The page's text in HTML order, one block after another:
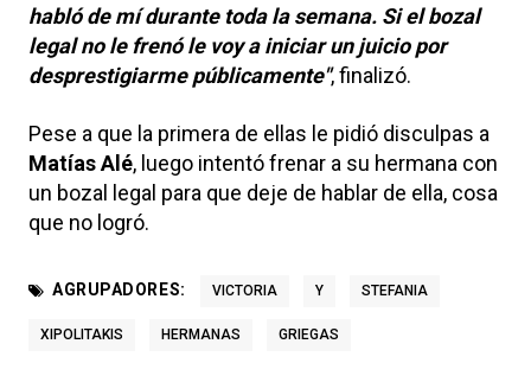
habló de mí durante toda la semana. Si el bozal
legal no le frenó le voy a iniciar un juicio por
desprestigiarme públicamente", finalizó.
Pese a que la primera de ellas le pidió disculpas a
Matías Alé, luego intentó frenar a su hermana con
un bozal legal para que deje de hablar de ella, cosa
que no logró.
AGRUPADORES: VICTORIA Y STEFANIA
XIPOLITAKIS HERMANAS GRIEGAS